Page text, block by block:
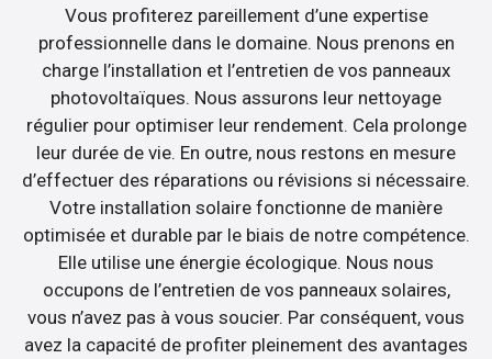
Vous profiterez pareillement d’une expertise
professionnelle dans le domaine. Nous prenons en
charge l’installation et l’entretien de vos panneaux
photovoltaïques. Nous assurons leur nettoyage
régulier pour optimiser leur rendement. Cela prolonge
leur durée de vie. En outre, nous restons en mesure
d’effectuer des réparations ou révisions si nécessaire.
Votre installation solaire fonctionne de manière
optimisée et durable par le biais de notre compétence.
Elle utilise une énergie écologique. Nous nous
occupons de l’entretien de vos panneaux solaires,
vous n’avez pas à vous soucier. Par conséquent, vous
avez la capacité de profiter pleinement des avantages